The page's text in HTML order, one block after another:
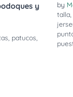
y
, patucos,
by
talla,